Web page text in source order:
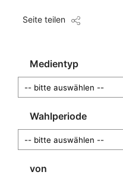
Seite teilen
Medientyp
Wahlperiode
von